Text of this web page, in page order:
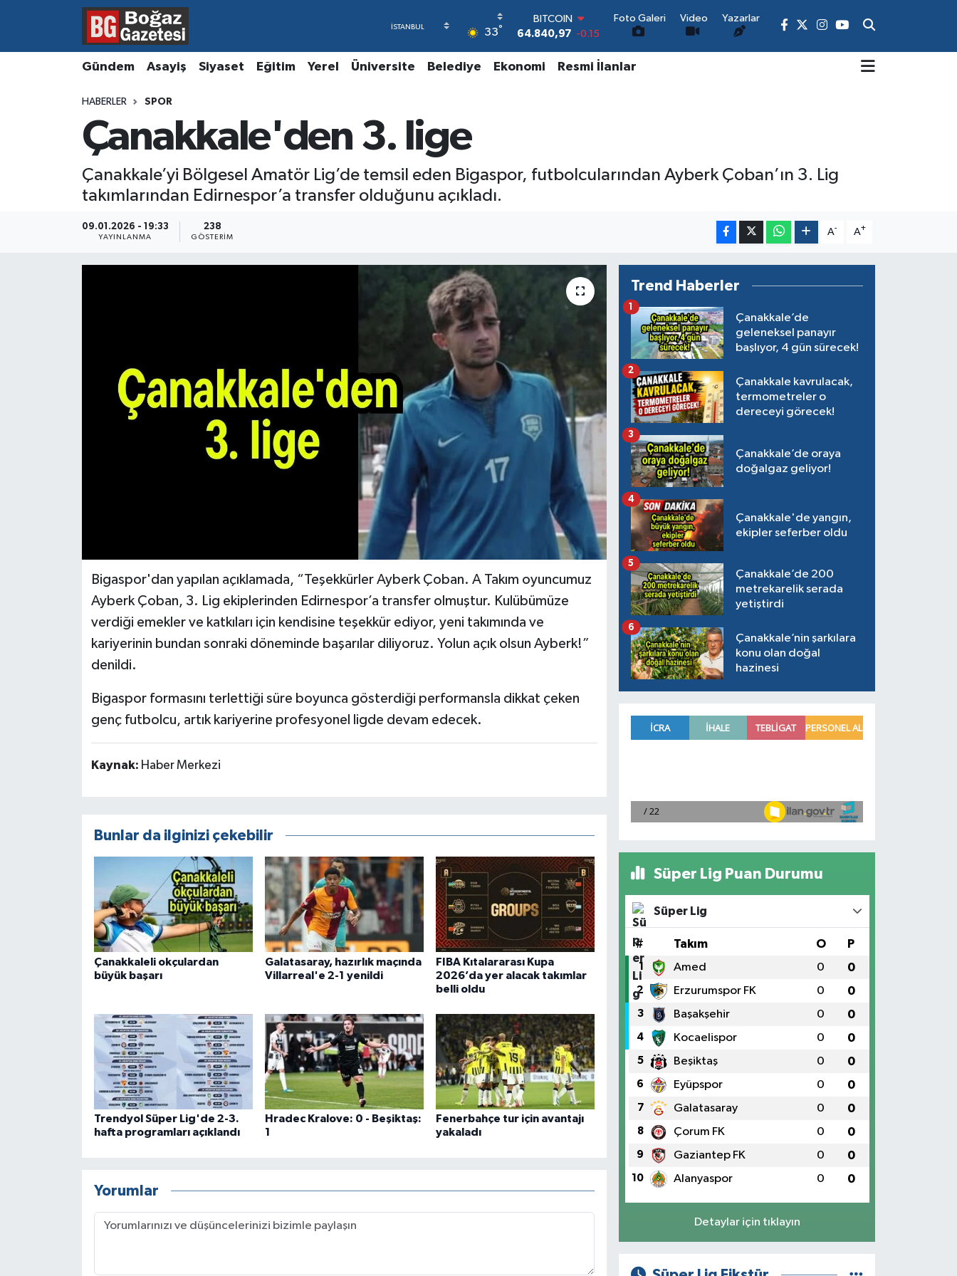
33°
BITCOIN
64.840,97 -0.15
47,7436 0.18
BİST100
13.779
-14
Foto Galeri Video Yazarlar
Gündem Asayiş Siyaset Eğitim Yerel Üniversite Belediye Ekonomi Resmi İlanlar
HABERLER SPOR
Çanakkale'den 3. lige
Çanakkale’yi Bölgesel Amatör Lig’de temsil eden Bigaspor, futbolcularından Ayberk Çoban’ın 3. Lig
takımlarından Edirnespor’a transfer olduğunu açıkladı.
09.01.2026 - 19:33
YAYINLANMA
238
GÖSTERIM
A- A+
Bigaspor'dan yapılan açıklamada, “Teşekkürler Ayberk Çoban. A Takım oyuncumuz
Ayberk Çoban, 3. Lig ekiplerinden Edirnespor’a transfer olmuştur. Kulübümüze
verdiği emekler ve katkıları için kendisine teşekkür ediyor, yeni takımında ve
kariyerinin bundan sonraki döneminde başarılar diliyoruz. Yolun açık olsun Ayberk!”
denildi.
Bigaspor formasını terlettiği süre boyunca gösterdiği performansla dikkat çeken
genç futbolcu, artık kariyerine profesyonel ligde devam edecek.
Kaynak: Haber Merkezi
Bunlar da ilginizi çekebilir
Çanakkaleli okçulardan
büyük başarı
Galatasaray, hazırlık maçında
Villarreal'e 2-1 yenildi
FIBA Kıtalararası Kupa
2026’da yer alacak takımlar
belli oldu
Trendyol Süper Lig'de 2-3.
hafta programları açıklandı
Hradec Kralove: 0 - Beşiktaş:
1
Fenerbahçe tur için avantajı
yakaladı
Yorumlar
Trend Haberler
Çanakkale’de
geleneksel panayır
başlıyor, 4 gün sürecek!
1
Çanakkale kavrulacak,
termometreler o
dereceyi görecek!
2
Çanakkale’de oraya
doğalgaz geliyor!
3
Çanakkale'de yangın,
ekipler seferber oldu
4
Çanakkale’de 200
metrekarelik serada
yetiştirdi
5
Çanakkale’nin şarkılara
konu olan doğal
hazinesi
6
Süper Lig Puan Durumu
Süper Lig
# Takım O P
1 Amed 0 0
2 Erzurumspor FK 0 0
3 Başakşehir 0 0
4 Kocaelispor 0 0
5 Beşiktaş 0 0
6 Eyüpspor 0 0
7 Galatasaray 0 0
8 Çorum FK 0 0
9 Gaziantep FK 0 0
10 Alanyaspor 0 0
Detaylar için tıklayın
Asayiş
Ekonomi
Kültür ve Sanat
Hava Durumu
Süper Lig Puan Durumu ve Fikstür
Son Dakika Haberleri
Haber Arşivi